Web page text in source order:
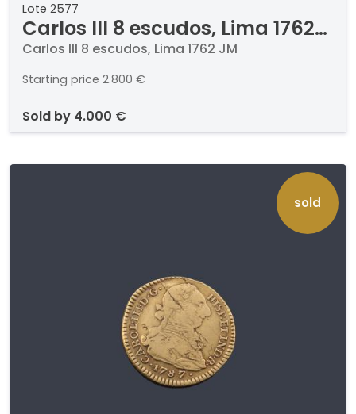
Lote 2577
Carlos III 8 escudos, Lima 1762
JM
Carlos III 8 escudos, Lima 1762 JM
Starting price 2.800 €
sold by 4.000 €
sold